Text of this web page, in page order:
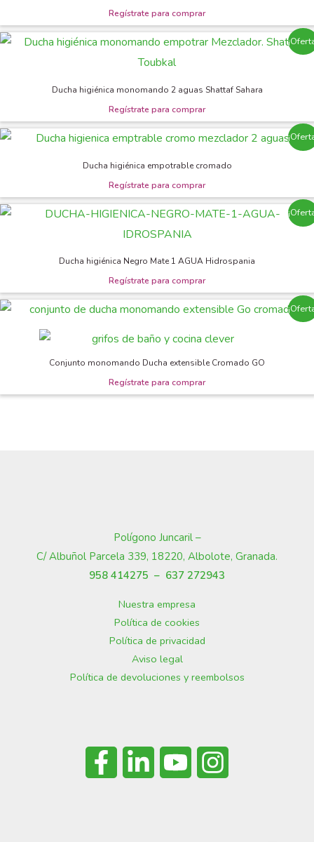
Ducha higiénica monomando 2 aguas Shattaf Sahara
Ducha higiénica empotrable cromado
Ducha higiénica Negro Mate 1 AGUA Hidrospania
Conjunto monomando Ducha extensible Cromado GO
Polígono Juncaril –
C/ Albuñol Parcela 339, 18220, Albolote, Granada.
958 414275 – 637 272943
Nuestra empresa
Política de cookies
Política de privacidad
Aviso legal
Política de devoluciones y reembolsos